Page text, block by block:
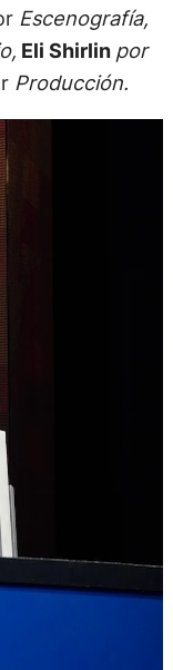
Escenografía,
Eli Shirlin por
Producción.